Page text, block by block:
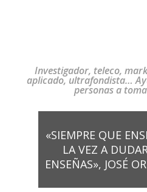
Investigador, teleco,
aplicado, ultrafondista…
personas a
«SIEMPRE QUE
LA VEZ A
ENSEÑAS», JOSÉ